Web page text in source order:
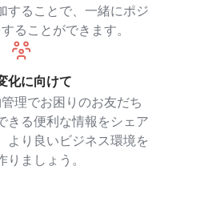
することで、一緒にポジ
ることができます。
化に向けて
理でお困りのお友だち
きる便利な情報をシェア
より良いビジネス環境を
りましょう。